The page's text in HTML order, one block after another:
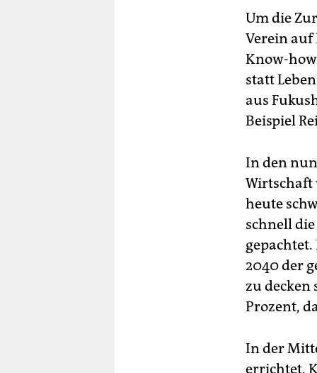
Um die
Verein
Know-
statt
aus
Beispiel
In den
Wirtschaft
heute
schnell
2040 der
zu decken
Prozent,
In der
errichtet.